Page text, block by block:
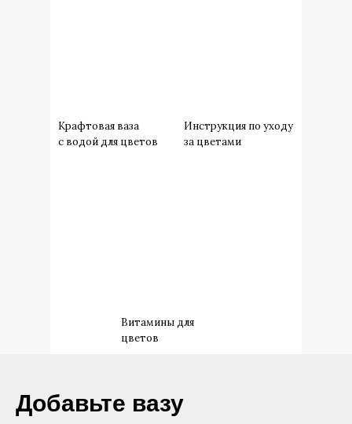
Крафтовая ваза
с водой для цветов
Инструкция по уходу
за цветами
Витамины для
цветов
​Добавьте вазу